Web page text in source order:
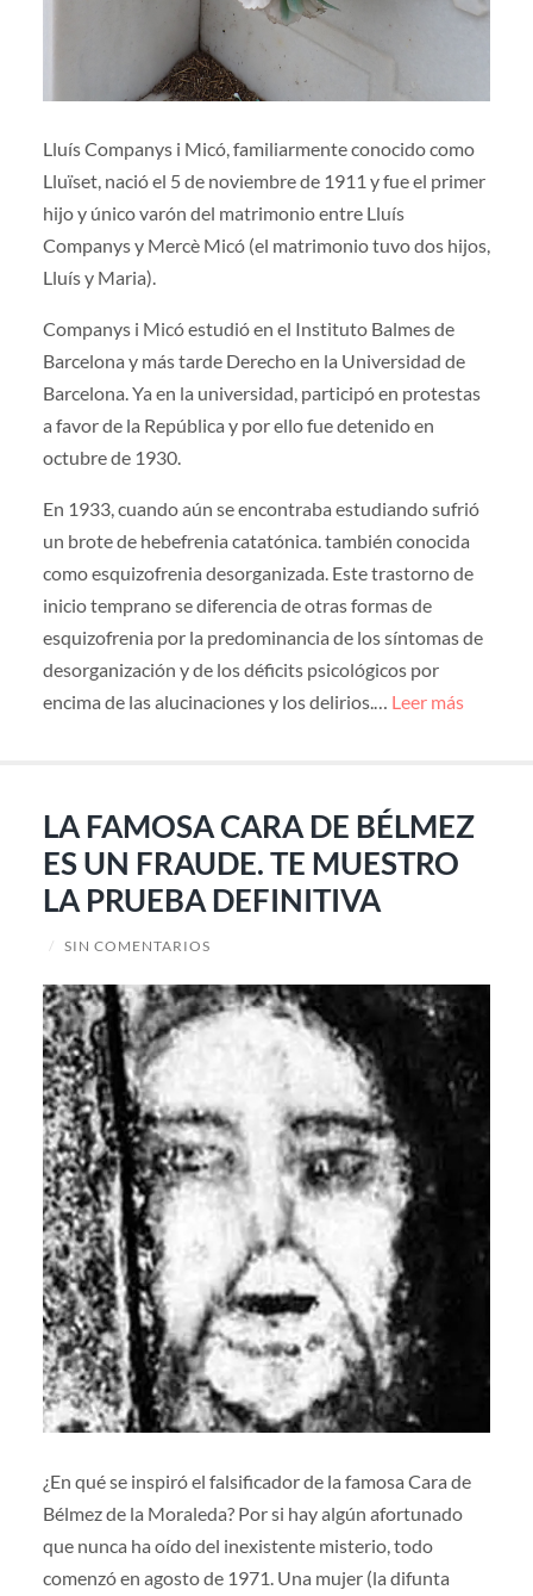
Lluís Companys i Micó, familiarmente conocido como
Lluïset, nació el 5 de noviembre de 1911 y fue el primer
hijo y único varón del matrimonio entre Lluís
Companys y Mercè Micó (el matrimonio tuvo dos hijos,
Lluís y Maria).
Companys i Micó estudió en el Instituto Balmes de
Barcelona y más tarde Derecho en la Universidad de
Barcelona. Ya en la universidad, participó en protestas
a favor de la República y por ello fue detenido en
octubre de 1930.
En 1933, cuando aún se encontraba estudiando sufrió
un brote de hebefrenia catatónica. también conocida
como esquizofrenia desorganizada. Este trastorno de
inicio temprano se diferencia de otras formas de
esquizofrenia por la predominancia de los síntomas de
desorganización y de los déficits psicológicos por
encima de las alucinaciones y los delirios.… Leer más
LA FAMOSA CARA DE BÉLMEZ
ES UN FRAUDE. TE MUESTRO
LA PRUEBA DEFINITIVA
/ SIN COMENTARIOS
¿En qué se inspiró el falsificador de la famosa Cara de
Bélmez de la Moraleda? Por si hay algún afortunado
que nunca ha oído del inexistente misterio, todo
comenzó en agosto de 1971. Una mujer (la difunta